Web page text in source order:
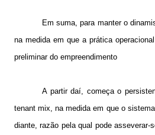
Em suma, para manter o
na medida em que a prática
preliminar do empreendimento
A partir daí, começa o
tenant mix, na medida em que o
diante, razão pela qual pode